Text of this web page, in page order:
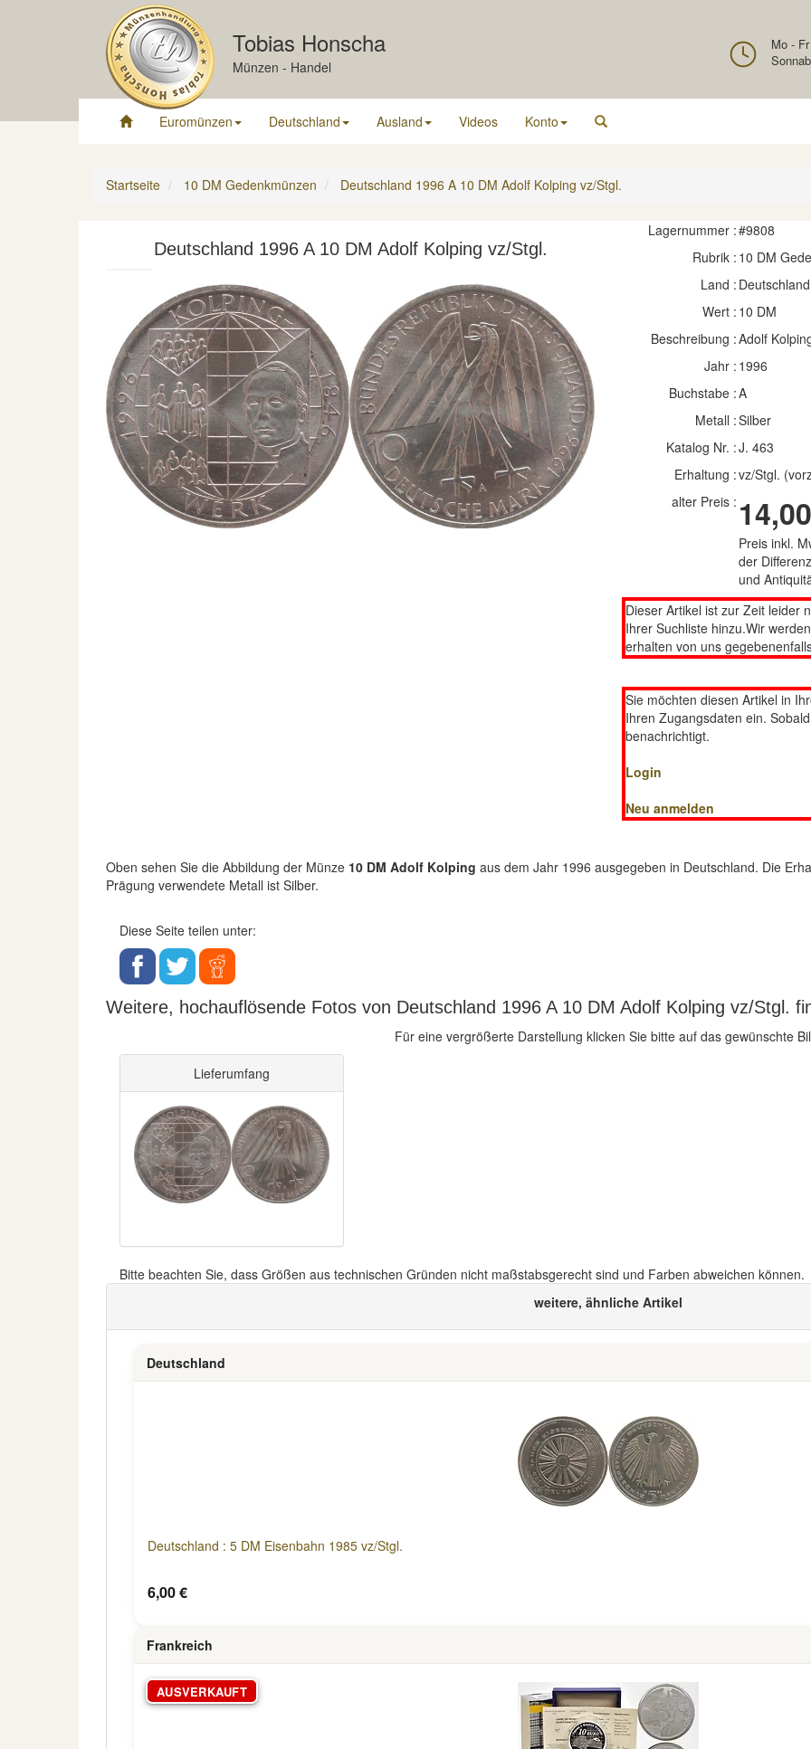
Tobias Honscha
Münzen - Handel
Mo -
Euromünzen Deutschland Ausland Videos Konto
Startseite 10 DM Gedenkmünzen Deutschland 1996 A 10 DM Adolf Kolping vz/Stgl.
Deutschland 1996 A 10 DM Adolf Kolping vz/Stgl.
Lagernummer :#9808
Rubrik : 10 DM
Land : Deutschland
Wert : 10 DM
Beschreibung :Adolf
Jahr : 1996
Buchstabe :A
Metall :Silber
Katalog Nr. :J. 463
Erhaltung :vz/Stgl.
alter Preis :
Preis inkl.
der
und
Dieser Artikel ist zur Zeit leider
Ihrer Suchliste hinzu.Wir
erhalten von uns
Sie möchten diesen Artikel in
Ihren Zugangsdaten ein.
benachrichtigt.
Login
Neu anmelden
Oben sehen Sie die Abbildung der Münze 10 DM Adolf Kolping aus dem Jahr 1996 ausgegeben in Deutschland. Die
Prägung verwendete Metall ist Silber.
Diese Seite teilen unter:
Weitere, hochauflösende Fotos von Deutschland 1996 A 10 DM Adolf Kolping vz/Stgl.
Für eine vergrößerte Darstellung klicken Sie bitte auf das gewünschte
Lieferumfang
Bitte beachten Sie, dass Größen aus technischen Gründen nicht maßstabsgerecht sind und Farben abweichen können.
weitere, ähnliche Artikel
Deutschland
Deutschland : 5 DM Eisenbahn 1985 vz/Stgl.
6,00 €
Frankreich
AUSVERKAUFT